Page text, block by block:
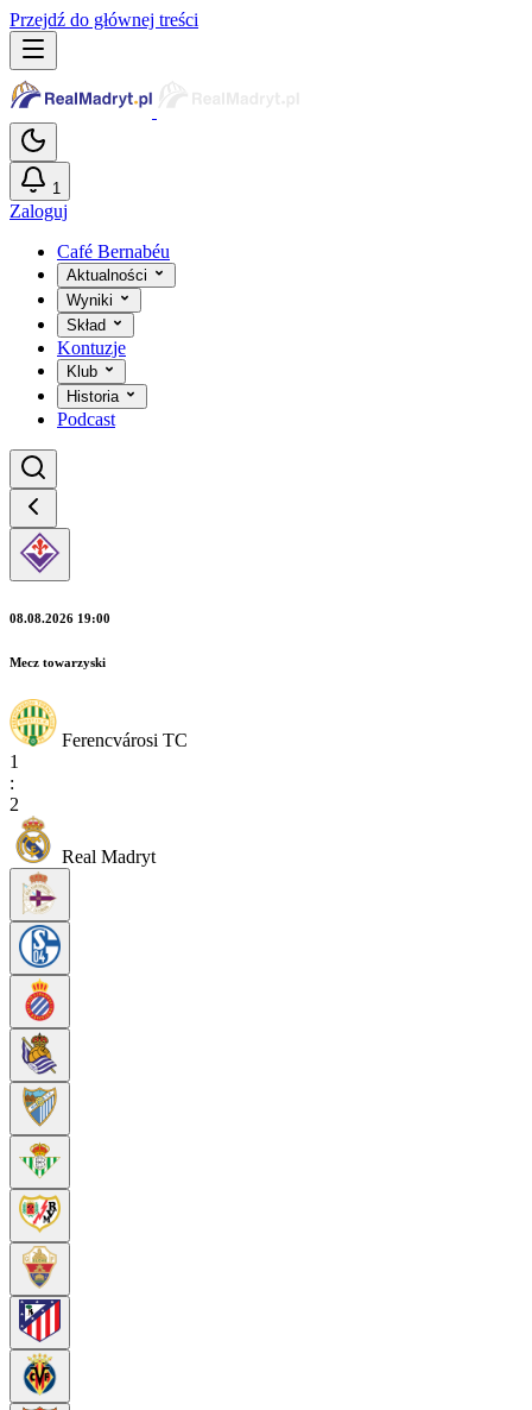
Przejdź do głównej treści
1
Zaloguj
Café Bernabéu
Aktualności
Wyniki
Skład
Kontuzje
Klub
Historia
Podcast
08.08.2026 19:00
Mecz towarzyski
Ferencvárosi TC
1
:
2
Real Madryt